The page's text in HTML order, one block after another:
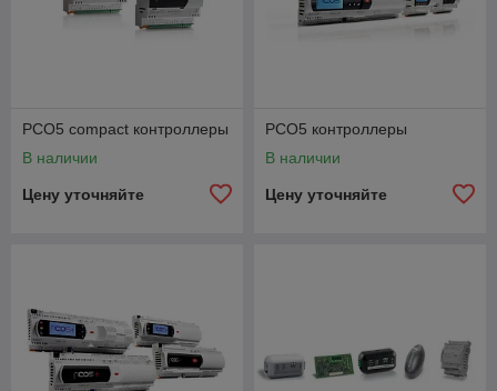
PCO5 compact контроллеры
В наличии
Цену уточняйте
PCO5 контроллеры
В наличии
Цену уточняйте